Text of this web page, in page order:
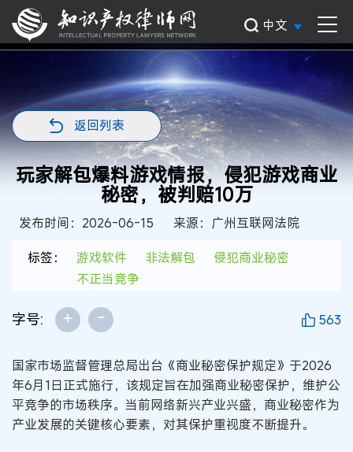
中文
返回列表
玩家解包爆料游戏情报，侵犯游戏商业
秘密，被判赔10万
发布时间：2026-06-15
来源：广州互联网法院
标签：
游戏软件 非法解包
侵犯商业秘密
不正当竞争
字号: + - 563
国家市场监督管理总局出台《商业秘密保护规定》于2026
年6月1日正式施行，该规定旨在加强商业秘密保护，维护公
平竞争的市场秩序。当前网络新兴产业兴盛，商业秘密作为
产业发展的关键核心要素，对其保护重视度不断提升。